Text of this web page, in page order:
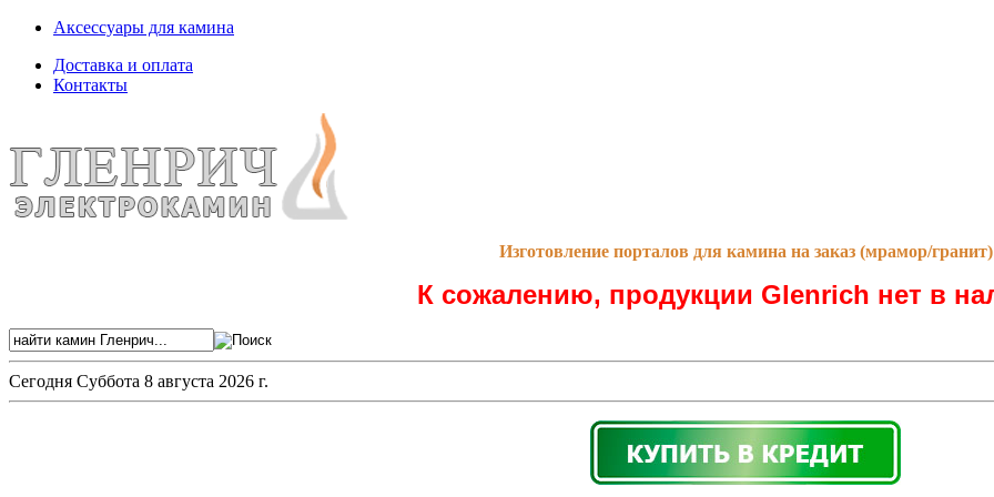
Аксессуары для камина
Доставка и оплата
Контакты
Изготовление порталов для камина на заказ (мрамор/гранит)
К сожалению, продукции Glenrich нет в
Сегодня Суббота 8 августа 2026 г.